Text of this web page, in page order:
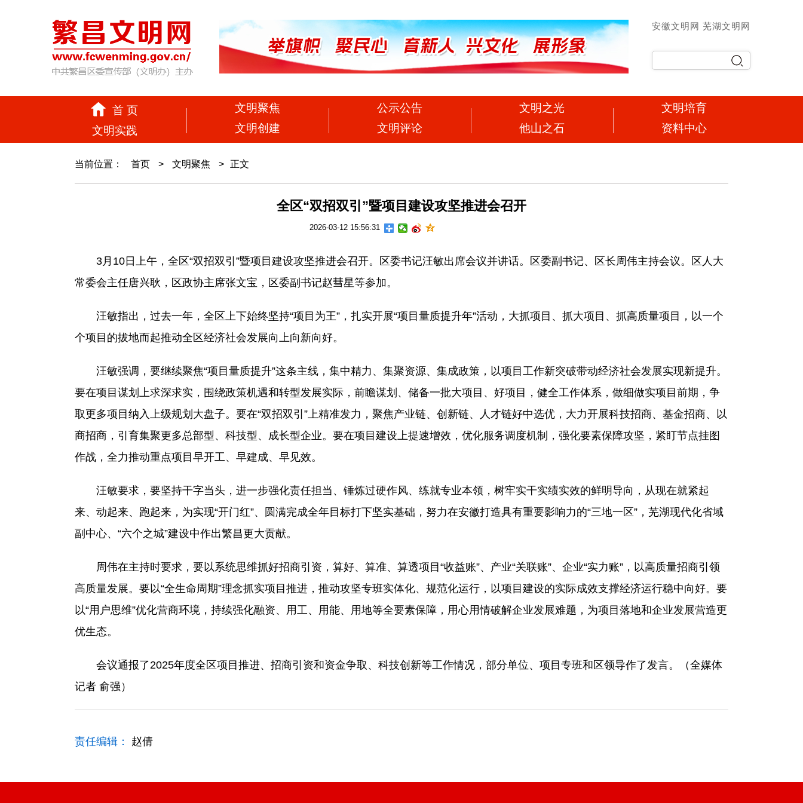
安徽文明网 芜湖文明网
首 页
文明实践
文明聚焦
文明创建
公示公告
文明评论
文明之光
他山之石
文明培育
资料中心
当前位置： 首页 > 文明聚焦 > 正文
全区“双招双引”暨项目建设攻坚推进会召开
2026-03-12 15:56:31
3月10日上午，全区“双招双引”暨项目建设攻坚推进会召开。区委书记汪敏出席会议并讲话。区委副书记、区长周伟主持会议。区人大
常委会主任唐兴耿，区政协主席张文宝，区委副书记赵彗星等参加。
汪敏指出，过去一年，全区上下始终坚持“项目为王”，扎实开展“项目量质提升年”活动，大抓项目、抓大项目、抓高质量项目，以一个
个项目的拔地而起推动全区经济社会发展向上向新向好。
汪敏强调，要继续聚焦“项目量质提升”这条主线，集中精力、集聚资源、集成政策，以项目工作新突破带动经济社会发展实现新提升。
要在项目谋划上求深求实，围绕政策机遇和转型发展实际，前瞻谋划、储备一批大项目、好项目，健全工作体系，做细做实项目前期，争
取更多项目纳入上级规划大盘子。要在“双招双引”上精准发力，聚焦产业链、创新链、人才链好中选优，大力开展科技招商、基金招商、以
商招商，引育集聚更多总部型、科技型、成长型企业。要在项目建设上提速增效，优化服务调度机制，强化要素保障攻坚，紧盯节点挂图
作战，全力推动重点项目早开工、早建成、早见效。
汪敏要求，要坚持干字当头，进一步强化责任担当、锤炼过硬作风、练就专业本领，树牢实干实绩实效的鲜明导向，从现在就紧起
来、动起来、跑起来，为实现“开门红”、圆满完成全年目标打下坚实基础，努力在安徽打造具有重要影响力的“三地一区”，芜湖现代化省域
副中心、“六个之城”建设中作出繁昌更大贡献。
周伟在主持时要求，要以系统思维抓好招商引资，算好、算准、算透项目“收益账”、产业“关联账”、企业“实力账”，以高质量招商引领
高质量发展。要以“全生命周期”理念抓实项目推进，推动攻坚专班实体化、规范化运行，以项目建设的实际成效支撑经济运行稳中向好。要
以“用户思维”优化营商环境，持续强化融资、用工、用能、用地等全要素保障，用心用情破解企业发展难题，为项目落地和企业发展营造更
优生态。
会议通报了2025年度全区项目推进、招商引资和资金争取、科技创新等工作情况，部分单位、项目专班和区领导作了发言。（全媒体
记者 俞强）
责任编辑： 赵倩